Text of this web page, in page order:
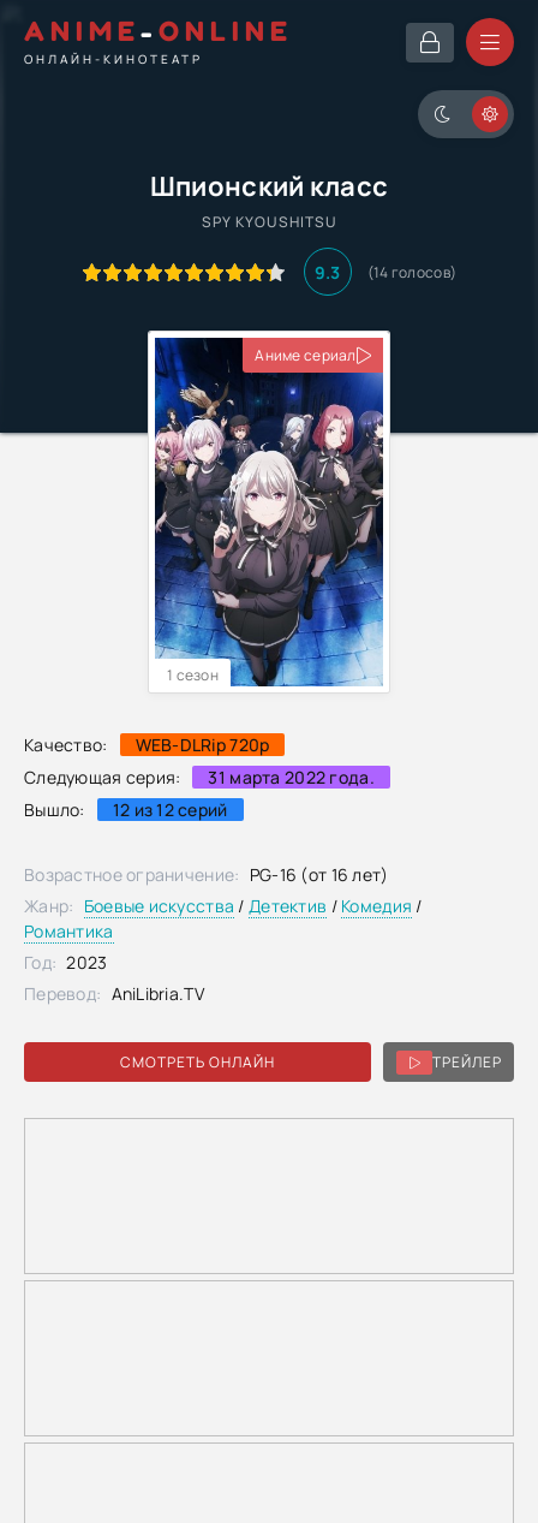
ANIME- ONLINE
ОНЛАЙН-КИНОТЕАТР
Шпионский класс
SPY KYOUSHITSU
9.3 (14голосов)
Качество:
WEB-DLRip 720p
Следующая серия:
31 марта 2022 года.
Вышло:
12 из 12 серий
Аниме сериал
1 сезон
СМОТРЕТЬ ОНЛАЙН ТРЕЙЛЕР
Возрастное ограничение: PG-16 (от 16 лет)
Жанр: Боевые искусства /Детектив / Комедия /
Романтика
Год: 2023
Перевод: AniLibria.TV